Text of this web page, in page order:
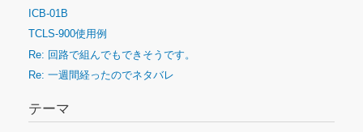
ICB-01B
TCLS-900使用例
Re: 回路で組んでもできそうです。
Re: 一週間経ったのでネタバレ
テーマ